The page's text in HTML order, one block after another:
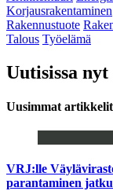
Korjausrakentaminen
Rakennustuote
Talous Työelämä
Uutisissa nyt
Uusimmat artikkelit
VRJ:lle
parantaminen